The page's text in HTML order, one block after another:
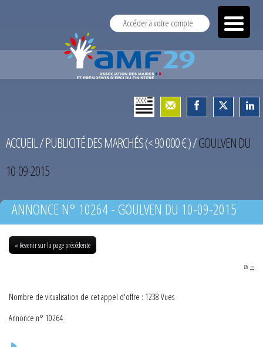
Accéder à votre compte
ACCUEIL/PUBLICITÉ DES MARCHÉS (< 90 000 € )/GOULVEN DU
10-09-2015
ANNONCE N° 10264 - GOULVEN DU 10-09-2015
« Revenir sur la page précédente
PDF
Nombre de visualisation de cet appel d'offre : 1238 Vues
Annonce n° 10264